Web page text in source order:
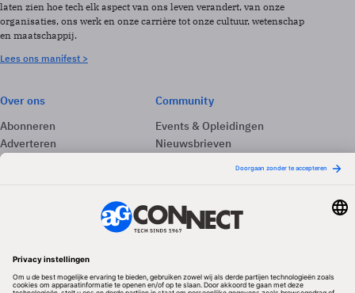
laten zien hoe tech elk aspect van ons leven verandert, van onze
organisaties, ons werk en onze carrière tot onze cultuur, wetenschap
en maatschappij.
Lees ons manifest >
Over ons
Abonneren
Adverteren
Contact
Community
Events & Opleidingen
Nieuwsbrieven